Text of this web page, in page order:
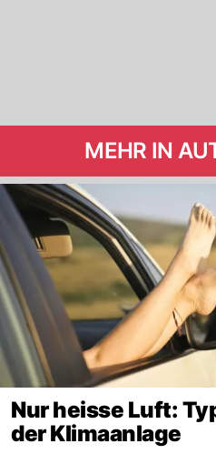
MEHR IN
Nur heisse Luft:
der Klimaanlage